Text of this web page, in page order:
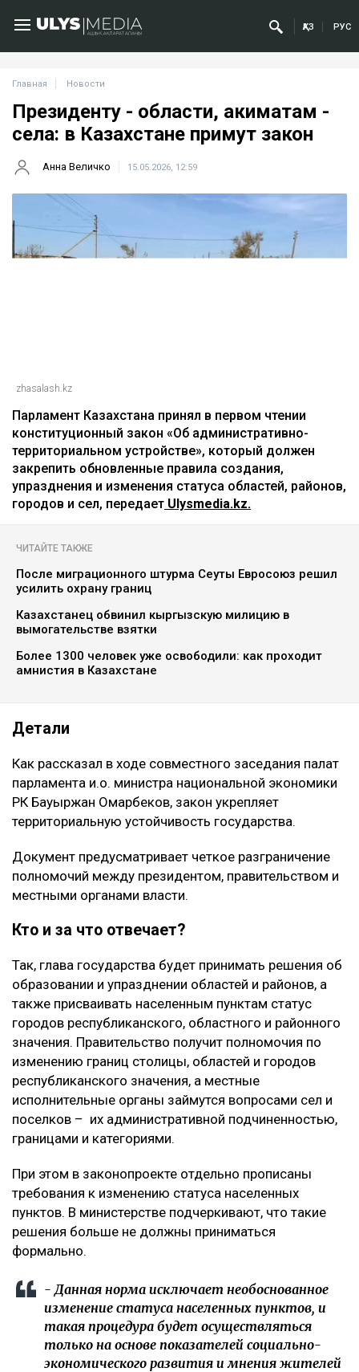
ҚАЗ РУС
Главная Новости
Президенту - области, акиматам -
села: в Казахстане примут закон
Анна Величко 15.05.2026, 12:59
zhasalash.kz
Парламент Казахстана принял в первом чтении
конституционный закон «Об административно-
территориальном устройстве», который должен
закрепить обновленные правила создания,
упразднения и изменения статуса областей, районов,
городов и сел, передает Ulysmedia.kz.
ЧИТАЙТЕ ТАКЖЕ
После миграционного штурма Сеуты Евросоюз решил
усилить охрану границ
Казахстанец обвинил кыргызскую милицию в
вымогательстве взятки
Более 1300 человек уже освободили: как проходит
амнистия в Казахстане
Детали
Как рассказал в ходе совместного заседания палат
парламента и.о. министра национальной экономики
РК Бауыржан Омарбеков, закон укрепляет
территориальную устойчивость государства.
Документ предусматривает четкое разграничение
полномочий между президентом, правительством и
местными органами власти.
Кто и за что отвечает?
Так, глава государства будет принимать решения об
образовании и упразднении областей и районов, а
также присваивать населенным пунктам статус
городов республиканского, областного и районного
значения. Правительство получит полномочия по
изменению границ столицы, областей и городов
республиканского значения, а местные
исполнительные органы займутся вопросами сел и
поселков – их административной подчиненностью,
границами и категориями.
При этом в законопроекте отдельно прописаны
требования к изменению статуса населенных
пунктов. В министерстве подчеркивают, что такие
решения больше не должны приниматься
формально.
- Данная норма исключает необоснованное
изменение статуса населенных пунктов, и
такая процедура будет осуществляться
только на основе показателей социально-
экономического развития и мнения жителей